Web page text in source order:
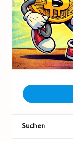
Suchen